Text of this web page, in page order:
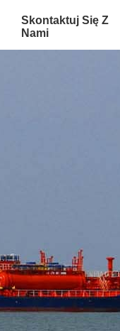
Skontaktuj Się Z
Nami